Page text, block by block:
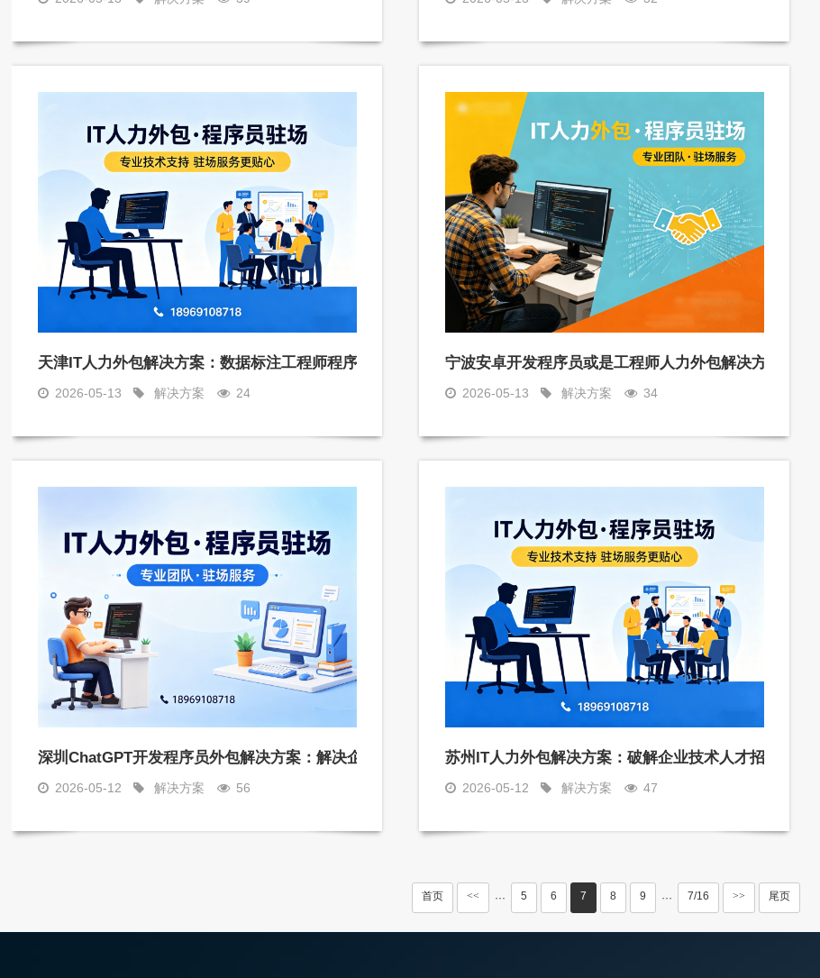
天津IT人力外包解决方案：数据标注工程师程序员外包服务，解决企业技术人才短缺难题
2026-05-13 解决方案 24
宁波安卓开发程序员或是工程师人力外包解决方案，解
2026-05-13 解决方案 34
深圳ChatGPT开发程序员外包解决方案：解决企业技术人才招聘痛点
2026-05-12 解决方案 56
苏州IT人力外包解决方案：破解企业技术人才招聘难题
2026-05-12 解决方案 47
首页 << ··· 5 6 7 8 9 ··· 7/16 >> 尾页